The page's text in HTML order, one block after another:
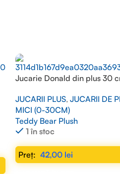
Jucarie Donald din plus 30
JUCARII PLUS, JUCARII DE
MICI (0-30CM)
Teddy Bear Plush
1 în stoc
42,00 lei